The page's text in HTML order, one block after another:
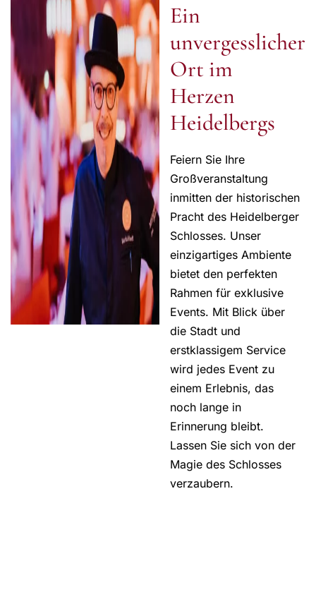
Ein
unvergesslicher
Ort im
Herzen
Heidelbergs
Feiern Sie Ihre
Großveranstaltung
inmitten der historischen
Pracht des Heidelberger
Schlosses. Unser
einzigartiges Ambiente
bietet den perfekten
Rahmen für exklusive
Events. Mit Blick über
die Stadt und
erstklassigem Service
wird jedes Event zu
einem Erlebnis, das
noch lange in
Erinnerung bleibt.
Lassen Sie sich von der
Magie des Schlosses
verzaubern.